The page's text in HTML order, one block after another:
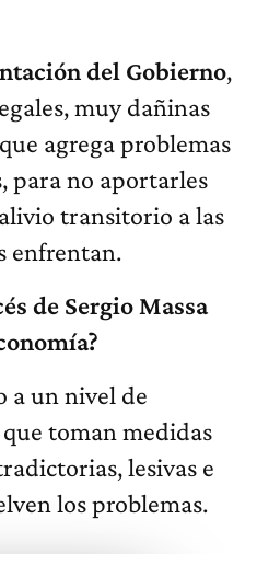
del Gobierno,
muy dañinas
agrega problemas
para no aportarles
transitorio a las
enfrentan.
de Sergio Massa
a un nivel de
toman medidas
lesivas e
los problemas.